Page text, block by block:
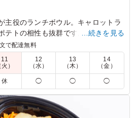
主役のランチボウル。キャロットラ
テトの相性も抜群です。会議やイベ
、オニクズキタイガーでお楽しみく
かな肉に生姜の香りと甘辛いタレ
の相性が抜群でした。濃すぎない
菜とのバランスも良いため、最後
…続きを見る
で配達無料
11
火）
12
（水）
13
（木）
14
（金）
休 ◯ ◯ ◯